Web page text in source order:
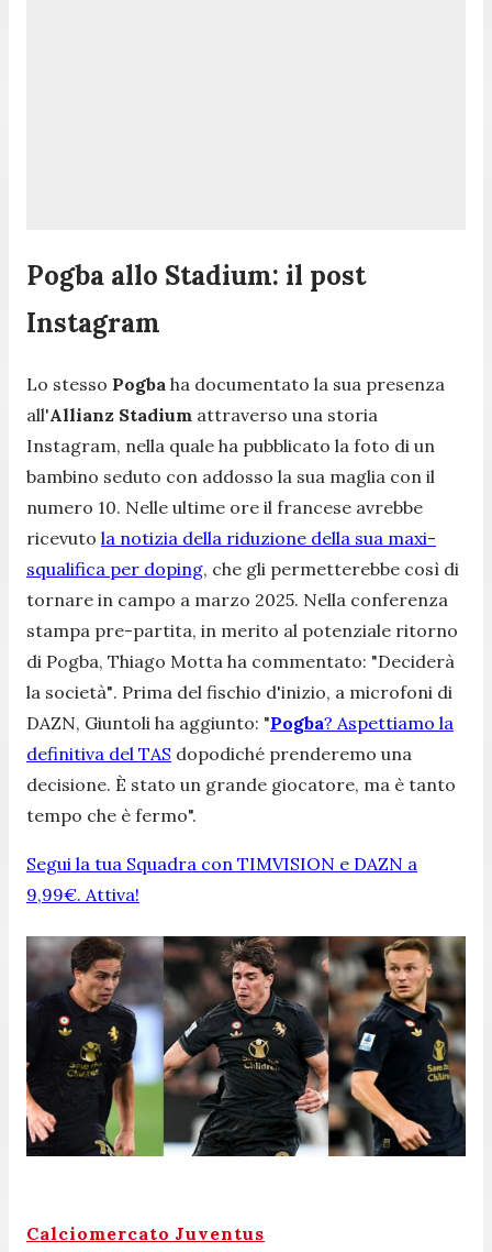
Pogba allo Stadium: il post
Instagram
Lo stesso Pogba ha documentato la sua presenza
all'Allianz Stadium attraverso una storia
Instagram, nella quale ha pubblicato la foto di un
bambino seduto con addosso la sua maglia con il
numero 10. Nelle ultime ore il francese avrebbe
ricevuto la notizia della riduzione della sua maxi-
squalifica per doping, che gli permetterebbe così di
tornare in campo a marzo 2025. Nella conferenza
stampa pre-partita, in merito al potenziale ritorno
di Pogba, Thiago Motta ha commentato: "Deciderà
la società". Prima del fischio d'inizio, a microfoni di
DAZN, Giuntoli ha aggiunto: "Pogba? Aspettiamo la
definitiva del TAS dopodiché prenderemo una
decisione. È stato un grande giocatore, ma è tanto
tempo che è fermo".
Segui la tua Squadra con TIMVISION e DAZN a
9,99€. Attiva!
Calciomercato Juventus